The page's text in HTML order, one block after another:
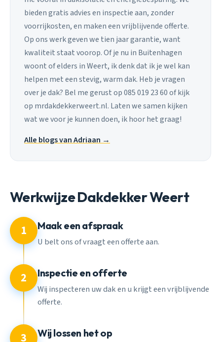
bieden gratis advies en inspectie aan, zonder
voorrijkosten, en maken een vrijblijvende offerte.
Op ons werk geven we tien jaar garantie, want
kwaliteit staat voorop. Of je nu in Buitenhagen
woont of elders in Weert, ik denk dat ik je wel kan
helpen met een stevig, warm dak. Heb je vragen
over je dak? Bel me gerust op 085 019 23 60 of kijk
op mrdakdekkerweert.nl. Laten we samen kijken
wat we voor je kunnen doen, ik hoor het graag!
Alle blogs van Adriaan →
Werkwijze Dakdekker Weert
1 Maak een afspraak
U belt ons of vraagt een offerte aan.
2 Inspectie en offerte
Wij inspecteren uw dak en u krijgt een vrijblijvende
offerte.
3 Wij lossen het op